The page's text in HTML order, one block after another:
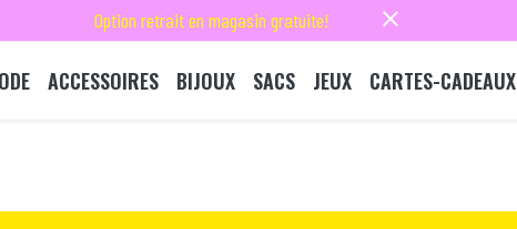
Option retrait en magasin gratuite! close
ACCESSOIRES BIJOUX SACS JEUX CARTES-CADEAUX